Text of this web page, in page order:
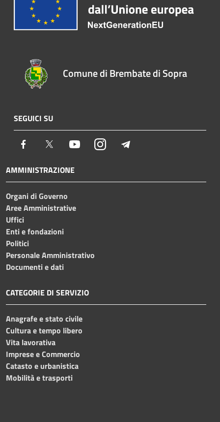
Comune di Brembate di Sopra
SEGUICI SU
Facebook Twitter YoutubeInstagram
AMMINISTRAZIONE
Organi di Governo
Aree Amministrative
Uffici
Enti e fondazioni
Politici
Personale Amministrativo
Documenti e dati
CATEGORIE DI SERVIZIO
Anagrafe e stato civile
Cultura e tempo libero
Vita lavorativa
Imprese e Commercio
Catasto e urbanistica
Mobilità e trasporti